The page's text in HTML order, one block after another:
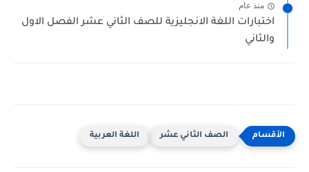
منذ عام
اختبارات اللغة الانجليزية للصف الثاني عشر الفصل الاول
والثاني
الصف الثاني عشر اللغة العربية